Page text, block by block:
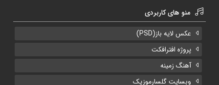
منو های کاربردی
عکس لایه باز(PSD)
پروژه افترافکت
آهنگ زمینه
وبسایت گلسارموزیک